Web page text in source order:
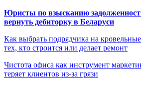
Юристы по взысканию
вернуть дебиторку в Беларуси
Как выбрать подрядчика на
тех, кто строится или делает ремонт
Чистота офиса как инструмент
теряет клиентов из-за грязи